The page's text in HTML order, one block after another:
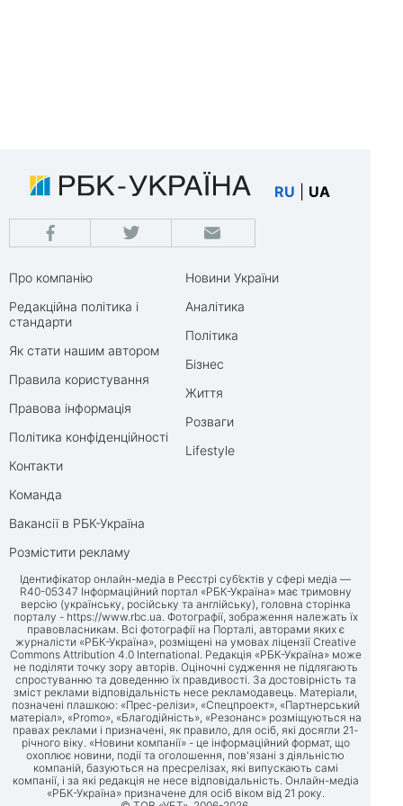
RU UA
Про компанію
Редакційна політика і
стандарти
Як стати нашим автором
Правила користування
Правова інформація
Політика конфіденційності
Контакти
Команда
Вакансії в РБК-Україна
Розмістити рекламу
Новини України
Аналітика
Політика
Бізнес
Життя
Розваги
Lifestyle
Ідентифікатор онлайн-медіа в Реєстрі суб’єктів у сфері медіа —
R40-05347 Інформаційний портал «РБК-Україна» має тримовну
версію (українську, російську та англійську), головна сторінка
порталу - https://www.rbc.ua. Фотографії, зображення належать їх
правовласникам. Всі фотографії на Порталі, авторами яких є
журналісти «РБК-Україна», розміщені на умовах ліцензії Creative
Commons Attribution 4.0 International. Редакція «РБК-Україна» може
не поділяти точку зору авторів. Оціночні судження не підлягають
спростуванню та доведенню їх правдивості. За достовірність та
зміст реклами відповідальність несе рекламодавець. Матеріали,
позначені плашкою: «Прес-релізи», «Спецпроект», «Партнерський
матеріал», «Promo», «Благодійність», «Резонанс» розміщуються на
правах реклами і призначені, як правило, для осіб, які досягли 21-
річного віку. «Новини компанії» - це інформаційний формат, що
охоплює новини, події та оголошення, пов'язані з діяльністю
компаній, базуються на пресрелізах, які випускають самі
компанії, і за які редакція не несе відповідальність. Онлайн-медіа
«РБК-Україна» призначене для осіб віком від 21 року.